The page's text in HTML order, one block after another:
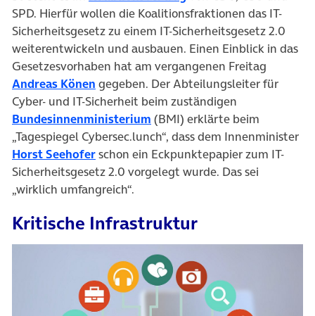
SPD. Hierfür wollen die Koalitionsfraktionen das IT-
Sicherheitsgesetz zu einem IT-Sicherheitsgesetz 2.0
weiterentwickeln und ausbauen. Einen Einblick in das
Gesetzesvorhaben hat am vergangenen Freitag
Andreas Könen (öffnet in neuem Tab)
gegeben. Der Abteilungsleiter für
Cyber- und IT-Sicherheit beim zuständigen
Bundesinnenministerium (öffnet in neuem Tab)
(BMI) erklärte beim
„Tagespiegel Cybersec.lunch“, dass dem Innenminister
Horst Seehofer(öffnet in neuem Tab)
schon ein Eckpunktepapier zum IT-
Sicherheitsgesetz 2.0 vorgelegt wurde. Das sei
„wirklich umfangreich“.
Kritische Infrastruktur